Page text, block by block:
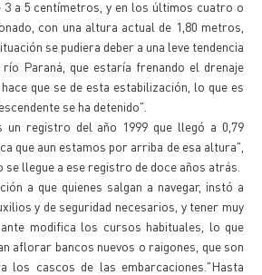
3 a 5 centímetros, y en los últimos cuatro o
con una altura actual de 1,80 metros,
se pudiera deber a una leve tendencia
Paraná, que estaría frenando el drenaje
que se de esta estabilización, lo que es
se ha detenido".
un registro del año 1999 que llegó a 0,79
que aun estamos por arriba de esa altura",
se llegue a ese registro de doce años atrás.
a que quienes salgan a navegar, instó a
y de seguridad necesarios, y tener muy
modifica los cursos habituales, lo que
aflorar bancos nuevos o raigones, que son
los cascos de las embarcaciones."Hasta